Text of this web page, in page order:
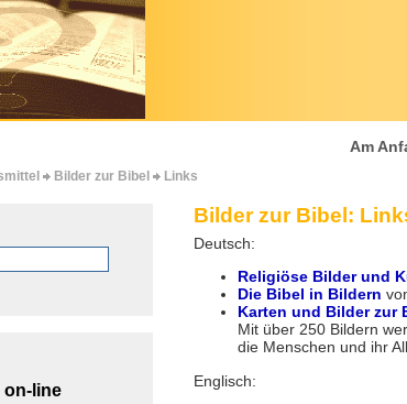
Am
Bilder zur Bibel Links
Bilder zur Bibel:
Deutsch:
Religiöse Bilder und
Die Bibel in Bildern
Karten und Bilder zur
Mit über 250 Bildern
die Menschen und ihr
Englisch:
on-line